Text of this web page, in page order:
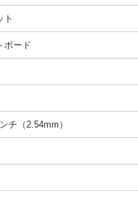
ト
ボード
チ（2.54mm）